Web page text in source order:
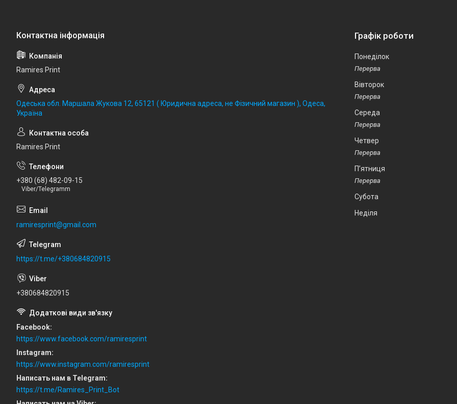
Ramires Print
Одеська обл. Маршала Жукова 12, 65121 ( Юридична адреса, не Фізичний магазин ), Одеса,
Україна
Ramires Print
+380 (68) 482-09-15
Viber/Telegramm
ramiresprint@gmail.com
https://t.me/+380684820915
+380684820915
Facebook
https://www.facebook.com/ramiresprint
Instagram
https://www.instagram.com/ramiresprint
Написать нам в Telegram
https://t.me/Ramires_Print_Bot
Графік роботи
Понеділок
Вівторок
Середа
Четвер
Пʼятниця
Субота
Неділя